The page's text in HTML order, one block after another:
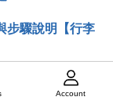
步驟說明【行李
Account